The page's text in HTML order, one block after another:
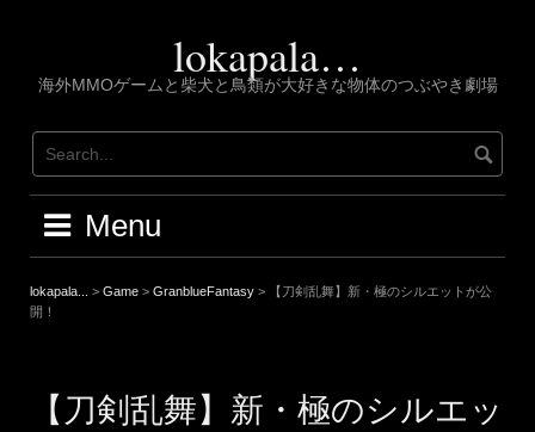
lokapala…
海外MMOゲームと柴犬と鳥類が大好きな物体のつぶやき劇場
Menu
lokapala... > Game > GranblueFantasy >
【刀剣乱舞】新・極のシルエットが公
開！
【刀剣乱舞】新・極のシルエッ